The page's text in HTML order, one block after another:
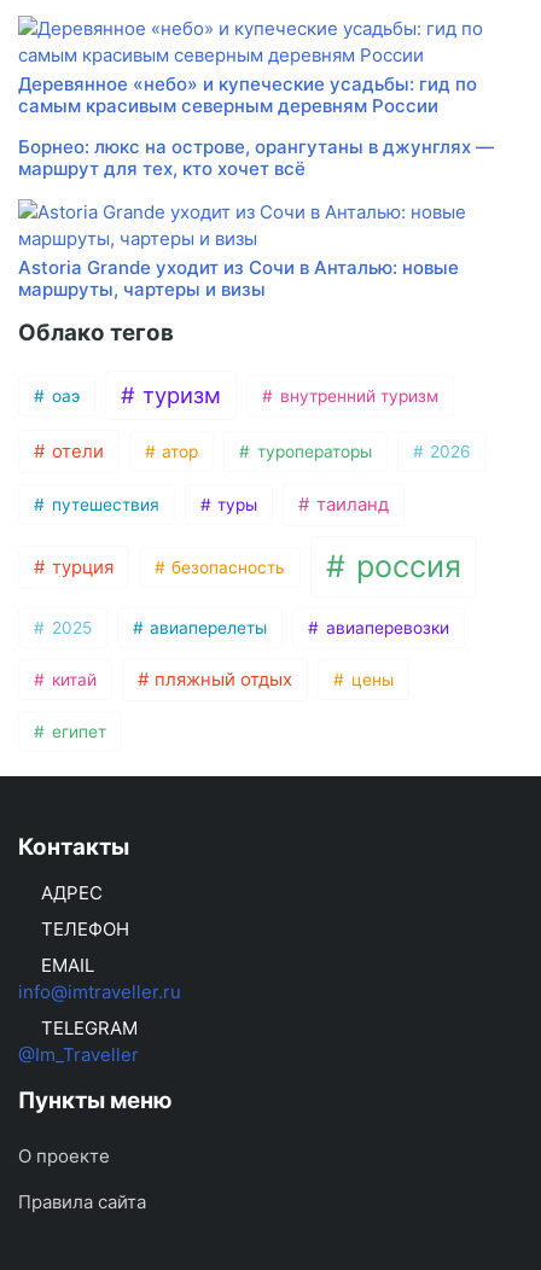
Деревянное «небо» и купеческие усадьбы: гид по
самым красивым северным деревням России
Борнео: люкс на острове, орангутаны в джунглях —
маршрут для тех, кто хочет всё
Astoria Grande уходит из Сочи в Анталью: новые
маршруты, чартеры и визы
Облако тегов
оаэ туризм внутренний туризм
отели атор туроператоры 2026
путешествия туры таиланд
турция безопасность россия
2025 авиаперелеты авиаперевозки
китай пляжный отдых цены
египет
Контакты
АДРЕС
ТЕЛЕФОН
EMAIL
info@imtraveller.ru
TELEGRAM
@Im_Traveller
Пункты меню
О проекте
Правила сайта